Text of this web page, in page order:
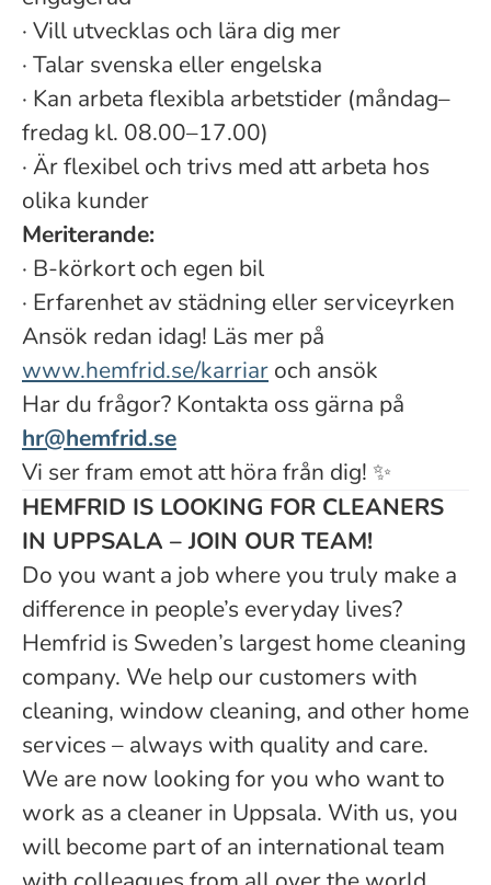
· Vill utvecklas och lära dig mer
· Talar svenska eller engelska
· Kan arbeta flexibla arbetstider (måndag–
fredag kl. 08.00–17.00)
· Är flexibel och trivs med att arbeta hos
olika kunder
Meriterande:
· B-körkort och egen bil
· Erfarenhet av städning eller serviceyrken
Ansök redan idag! Läs mer på
www.hemfrid.se/karriar och ansök
Har du frågor? Kontakta oss gärna på
hr@hemfrid.se
Vi ser fram emot att höra från dig! ✨
HEMFRID IS LOOKING FOR CLEANERS
IN UPPSALA – JOIN OUR TEAM!
Do you want a job where you truly make a
difference in people’s everyday lives?
Hemfrid is Sweden’s largest home cleaning
company. We help our customers with
cleaning, window cleaning, and other home
services – always with quality and care.
We are now looking for you who want to
work as a cleaner in Uppsala. With us, you
will become part of an international team